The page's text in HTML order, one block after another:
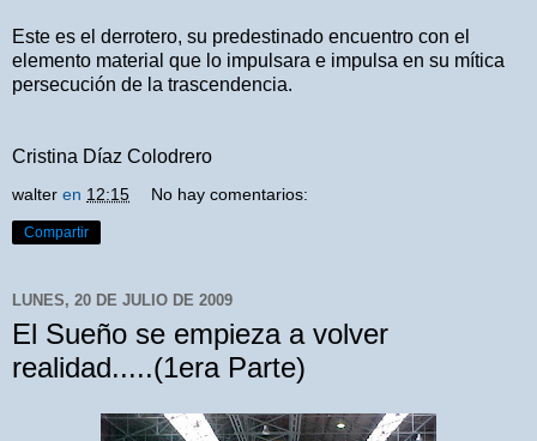
Este es el derrotero, su predestinado encuentro con el
elemento material que lo impulsara e impulsa en su mítica
persecución de la trascendencia.
Cristina Díaz Colodrero
walter en 12:15 No hay comentarios:
Compartir
LUNES, 20 DE JULIO DE 2009
El Sueño se empieza a volver
realidad.....(1era Parte)